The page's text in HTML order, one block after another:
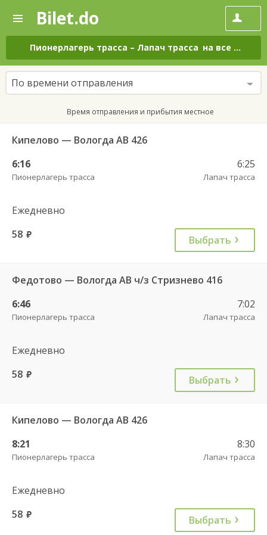
—
Поиск
и
покупка
билетов
на
автобус
онлайн
Bilet.do
Пионерлагерь трасса – Лапач трасса на все дни
По времени отправления
Время отправления и прибытия местное
Кипелово — Вологда АВ 426
6:16
Пионерлагерь трасса
6:25
Лапач трасса
Ежедневно
58 руб. Выбрать
Федотово — Вологда АВ ч/з Стризнево 416
6:46
Пионерлагерь трасса
7:02
Лапач трасса
Ежедневно
58 руб. Выбрать
Кипелово — Вологда АВ 426
8:21
Пионерлагерь трасса
8:30
Лапач трасса
Ежедневно
58 руб. Выбрать